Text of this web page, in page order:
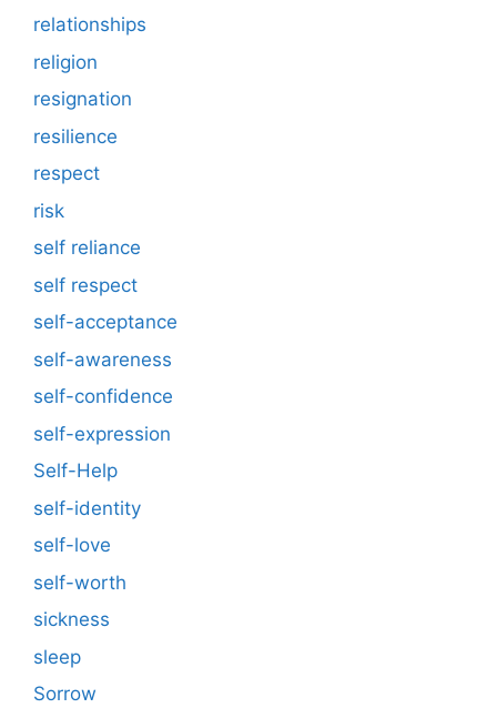
relationships
religion
resignation
resilience
respect
risk
self reliance
self respect
self-acceptance
self-awareness
self-confidence
self-expression
Self-Help
self-identity
self-love
self-worth
sickness
sleep
Sorrow